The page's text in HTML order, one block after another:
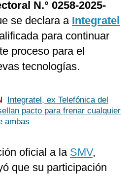
N.° 0258-2025-
se declara a Integratel
para continuar
proceso para el
tecnologías.
Integratel, ex Telefónica del
pacto para frenar cualquier
ambas
oficial a la SMV,
que su participación